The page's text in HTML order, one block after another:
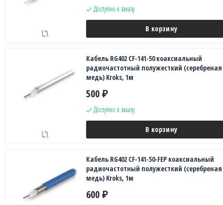
Доступно к заказу
В корзину
Кабель RG402 CF-141-50 коаксиальный
радиочастотный полужесткий (серебреная
медь) Kroks, 1м
500 ₽
Доступно к заказу
В корзину
Кабель RG402 CF-141-50-FEP коаксиальный
радиочастотный полужесткий (серебреная
медь) Kroks, 1м
600 ₽